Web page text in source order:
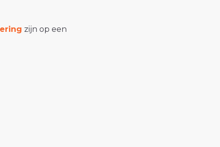
zijn op een